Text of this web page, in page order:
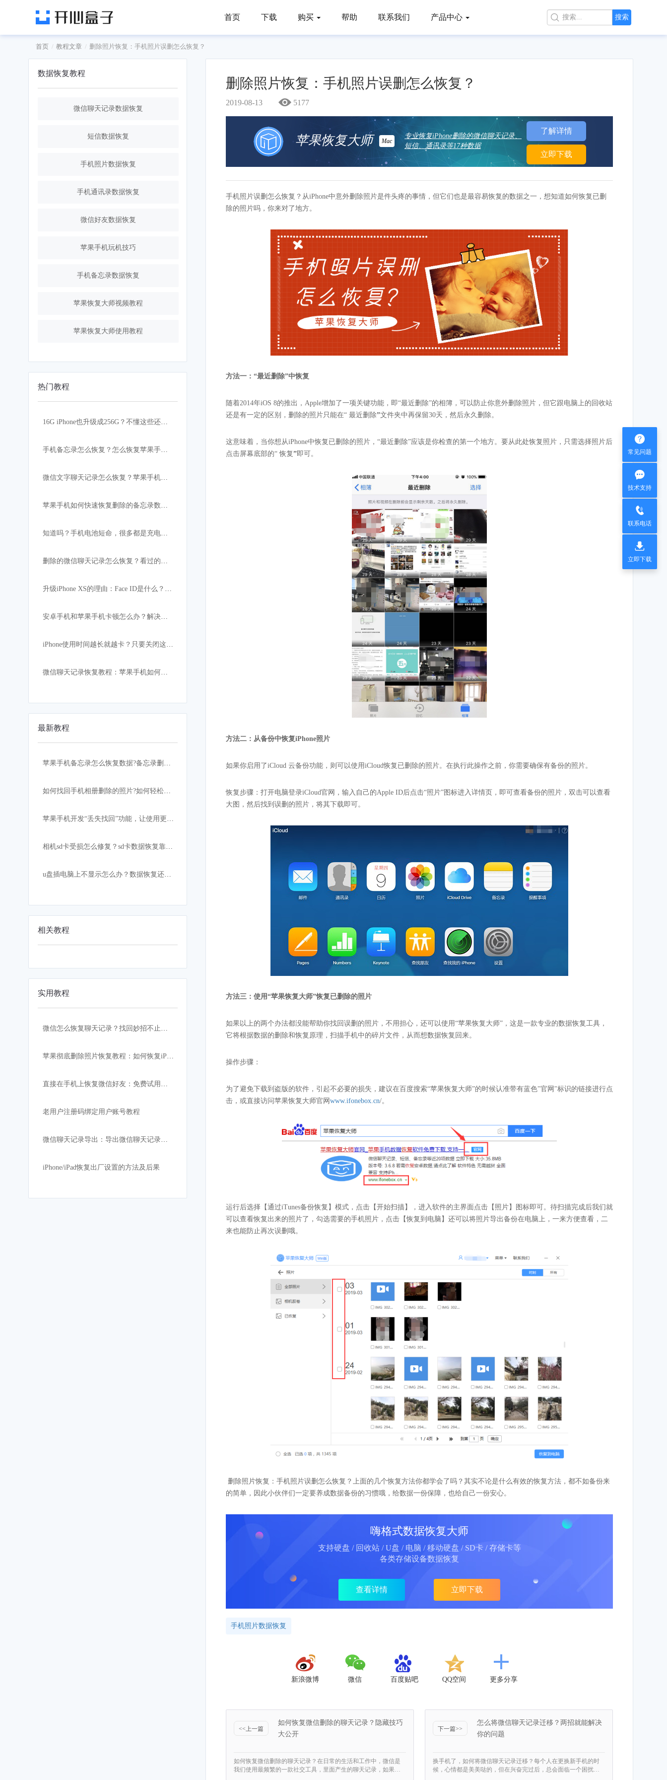
 搜索
首页 下载 购买 帮助 联系我们 产品中心
首页 教程文章 删除照片恢复：手机照片误删怎么恢复？
数据恢复教程
微信聊天记录数据恢复
短信数据恢复
手机照片数据恢复
手机通讯录数据恢复
微信好友数据恢复
苹果手机玩机技巧
手机备忘录数据恢复
苹果恢复大师视频教程
苹果恢复大师使用教程
热门教程
16G iPhone也升级成256G？不懂这些还真的不行！
手机备忘录怎么恢复？怎么恢复苹果手机突然消失的备忘录内容
微信文字聊天记录怎么恢复？苹果手机微信数据恢复教程
苹果手机如何快速恢复删除的备忘录数据:iPhone必备
知道吗？手机电池短命，很多都是充电宝惹的祸！
删除的微信聊天记录怎么恢复？看过的都找回了
升级iPhone XS的理由：Face ID是什么？解锁速度比上代快
安卓手机和苹果手机卡顿怎么办？解决手机卡顿小妙招
iPhone使用时间越长就越卡？只要关闭这设置，手机立马如获重生
微信聊天记录恢复教程：苹果手机如何找回误删的微信聊天记录
最新教程
苹果手机备忘录怎么恢复数据?备忘录删除怎么恢复？
如何找回手机相册删除的照片?如何轻松快速恢复？
苹果手机开发“丢失找回”功能，让使用更加安心！
相机sd卡受损怎么修复？sd卡数据恢复靠这招
u盘插电脑上不显示怎么办？数据恢复还有希望吗
相关教程
实用教程
微信怎么恢复聊天记录？找回妙招不止一个！
苹果彻底删除照片恢复教程：如何恢复iPhone删除的相片
直接在手机上恢复微信好友：免费试用版苹果恢复大师
老用户注册码绑定用户账号教程
微信聊天记录导出：导出微信聊天记录到电脑上最简单方法
iPhone/iPad恢复出厂设置的方法及后果
删除照片恢复：手机照片误删怎么恢复？
2019-08-13 5177
苹果恢复大师 Mac
专业恢复iPhone删除的微信聊天记录、
短信、通讯录等17种数据
了解详情
立即下载
手机照片误删怎么恢复？从iPhone中意外删除照片是件头疼的事情，但它们也是最容易恢复的数据之一，想知道如何恢复已删
除的照片吗，你来对了地方。
方法一：“最近删除”中恢复
随着2014年iOS 8的推出，Apple增加了一项关键功能，即“最近删除”的相簿，可以防止你意外删除照片，但它跟电脑上的回收站
还是有一定的区别，删除的照片只能在“ 最近删除”文件夹中再保留30天，然后永久删除。
这意味着，当你想从iPhone中恢复已删除的照片，“最近删除”应该是你检查的第一个地方。要从此处恢复照片，只需选择照片后
点击屏幕底部的“ 恢复”即可。
方法二：从备份中恢复iPhone照片
如果你启用了iCloud 云备份功能，则可以使用iCloud恢复已删除的照片。在执行此操作之前，你需要确保有备份的照片。
恢复步骤：打开电脑登录iCloud官网，输入自己的Apple ID后点击“照片”图标进入详情页，即可查看备份的照片，双击可以查看
大图，然后找到误删的照片，将其下载即可。
方法三：使用“苹果恢复大师”恢复已删除的照片
如果以上的两个办法都没能帮助你找回误删的照片，不用担心，还可以使用“苹果恢复大师”，这是一款专业的数据恢复工具，
它将根据数据的删除和恢复原理，扫描手机中的碎片文件，从而想数据恢复回来。
操作步骤：
为了避免下载到盗版的软件，引起不必要的损失，建议在百度搜索“苹果恢复大师”的时候认准带有蓝色"官网"标识的链接进行点
击，或直接访问苹果恢复大师官网 www.ifonebox.cn/。
运行后选择【通过iTunes备份恢复】模式，点击【开始扫描】，进入软件的主界面点击【照片】图标即可。待扫描完成后我们就
可以查看恢复出来的照片了，勾选需要的手机照片，点击【恢复到电脑】还可以将照片导出备份在电脑上，一来方便查看，二
来也能防止再次误删哦。
删除照片恢复：手机照片误删怎么恢复？上面的几个恢复方法你都学会了吗？其实不论是什么有效的恢复方法，都不如备份来
的简单，因此小伙伴们一定要养成数据备份的习惯哦，给数据一份保障，也给自己一份安心。
嗨格式数据恢复大师
支持硬盘 / 回收站 / U盘 / 电脑 / 移动硬盘 / SD卡 / 存储卡等
各类存储设备数据恢复
查看详情 立即下载
手机照片数据恢复
新浪微博 微信 百度贴吧 QQ空间 更多分享
<<上一篇
如何恢复微信删除的聊天记录？隐藏技巧
大公开
如何恢复微信删除的聊天记录？在日常的生活和工作中，微信是
我们使用最频繁的一款社交工具，里面产生的聊天记录，如果…
下一篇>>
怎么将微信聊天记录迁移？两招就能解决
你的问题
换手机了，如何将微信聊天记录迁移？每个人在更换新手机的时
候，心情都是美美哒的，但在兴奋完过后，总会面临一个困扰…

常见问题

技术支持

联系电话

立即下载